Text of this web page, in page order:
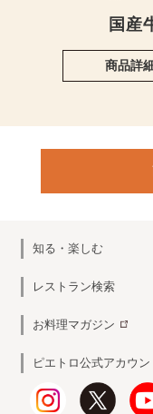
国産
商品詳
知る・楽しむ
レストラン検索
お料理マガジン
ピエトロ公式アカウン